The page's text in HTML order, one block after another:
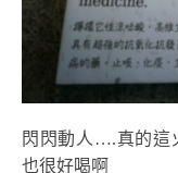
閃閃動人….真的這
也很好喝啊